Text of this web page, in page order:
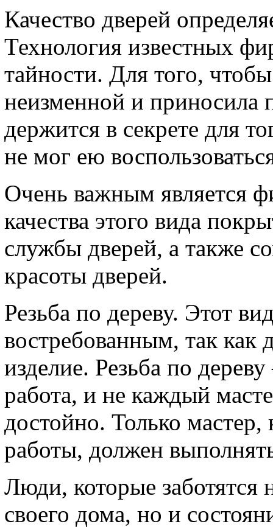
Качество дверей
Технология известных
тайности. Для того,
неизменной и приносила
держится в секрете для
не мог ею
Очень важным является
качества этого вида
службы дверей, а также
красоты дверей.
Резьба по дереву. Этот
востребованным, так как
изделие. Резьба по
работа, и не каждый
достойно. Только
работы, должен
Люди, которые заботятся
своего дома, но и